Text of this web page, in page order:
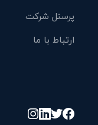
پرسنل شرکت
ارتباط با ما